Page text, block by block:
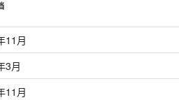
11月
3月
11月